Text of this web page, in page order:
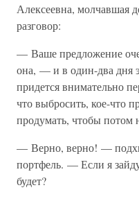
Алексеевна, молчавшая
разговор:
— Ваше предложение
она, — и в один-два дня
придется внимательно
что выбросить, кое-что
продумать, чтобы
— Верно, верно! —
портфель. — Если я
будет?